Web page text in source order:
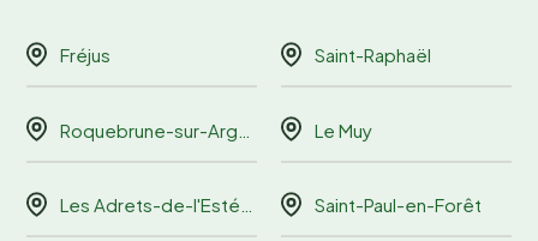
Fréjus Saint-Raphaël
Roquebrune-sur-Argens Le Muy
Les Adrets-de-l'Estérel Saint-Paul-en-Forêt